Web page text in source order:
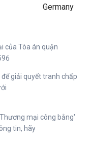
Germany
của Tòa án quận
giải quyết tranh chấp
mại công bằng'
tin, hãy